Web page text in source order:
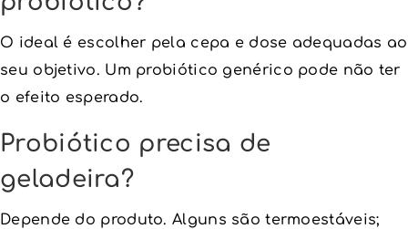
O ideal é escolher pela cepa e dose adequadas ao
seu objetivo. Um probiótico genérico pode não ter
o efeito esperado.
Probiótico precisa de
geladeira?
Depende do produto. Alguns são termoestáveis;